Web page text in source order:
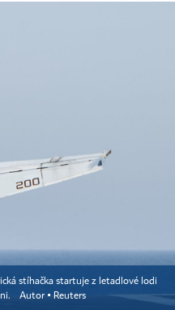
stíhačka startuje z letadlové lodi
Autor ▪ Reuters